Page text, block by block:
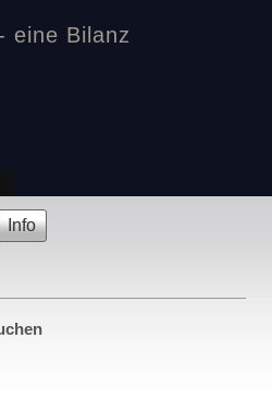
eine Bilanz
Info